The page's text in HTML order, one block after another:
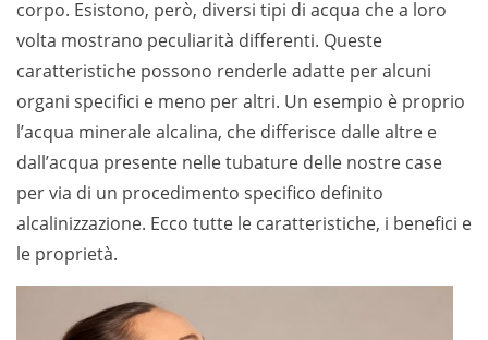
corpo. Esistono, però, diversi tipi di acqua che a loro
volta mostrano peculiarità differenti. Queste
caratteristiche possono renderle adatte per alcuni
organi specifici e meno per altri. Un esempio è proprio
l’acqua minerale alcalina, che differisce dalle altre e
dall’acqua presente nelle tubature delle nostre case
per via di un procedimento specifico definito
alcalinizzazione. Ecco tutte le caratteristiche, i benefici e
le proprietà.